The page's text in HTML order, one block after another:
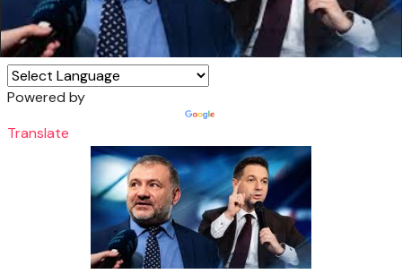
Powered by
Translate